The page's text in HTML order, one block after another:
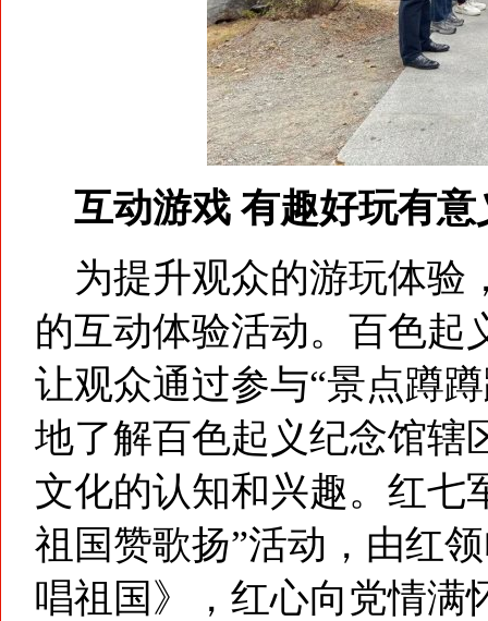
互动游戏 有趣好玩有意
为提升观众的游玩体验
的互动体验活动。百色起
让观众通过参与“景点蹲
地了解百色起义纪念馆辖
文化的认知和兴趣。红七
祖国赞歌扬”活动，由红
唱祖国》，红心向党情满